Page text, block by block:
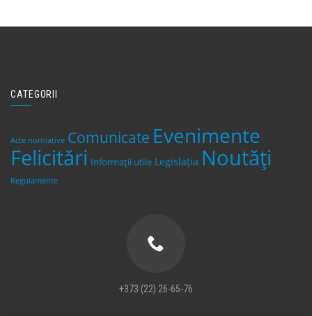
CATEGORII
Acte normative Comunicate Evenimente
Felicitări Informații utile Legislaţia Noutăți
Regulamente
+373 (22) 26-65-76